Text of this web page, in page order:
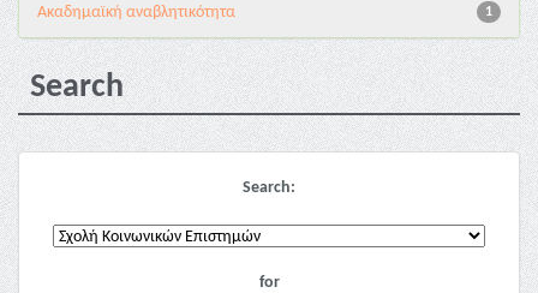
1
Ακαδημαϊκή αναβλητικότητα
Search
Search:
for